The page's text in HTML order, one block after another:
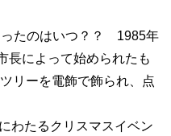
たのはいつ？？ 1985年
長によって始められたも
リーを電飾で飾られ、点
わたるクリスマスイベン